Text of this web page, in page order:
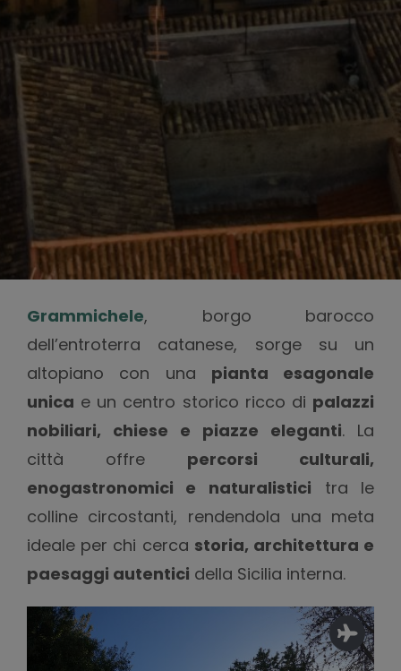
Grammichele, borgo barocco
dell’entroterra catanese, sorge su un
altopiano con una pianta esagonale
unica e un centro storico ricco di palazzi
nobiliari, chiese e piazze eleganti. La
città offre percorsi culturali,
enogastronomici e naturalistici tra le
colline circostanti, rendendola una meta
ideale per chi cerca storia, architettura e
paesaggi autentici della Sicilia interna.